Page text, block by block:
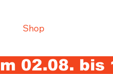
Shop
02.08. bis